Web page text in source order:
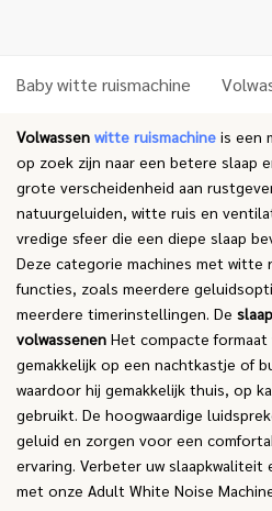
Baby witte ruismachine
Volwassen witte ruismachine is een
op zoek zijn naar een betere slaap
grote verscheidenheid aan
natuurgeluiden, witte ruis en
vredige sfeer die een diepe slaap
Deze categorie machines met witte
functies, zoals meerdere
meerdere timerinstellingen. De
volwassenen Het compacte
gemakkelijk op een nachtkastje of
waardoor hij gemakkelijk thuis, op
gebruikt. De hoogwaardige
geluid en zorgen voor een
ervaring. Verbeter uw
met onze Adult White Noise